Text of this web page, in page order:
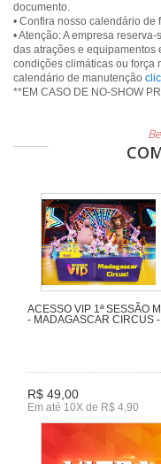
documento.
• Confira nosso calendário de
• Atenção: A empresa
das atrações e equipamentos
condições climáticas ou força
calendário de manutenção
**EM CASO DE NO-SHOW
ACESSO VIP 1ª SESSÃO
- MADAGASCAR CIRCUS
R$ 49,00
Em até 10X de R$ 4,90